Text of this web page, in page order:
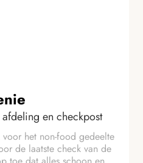
en checkpost
het non-food gedeelte
de laatste check van de